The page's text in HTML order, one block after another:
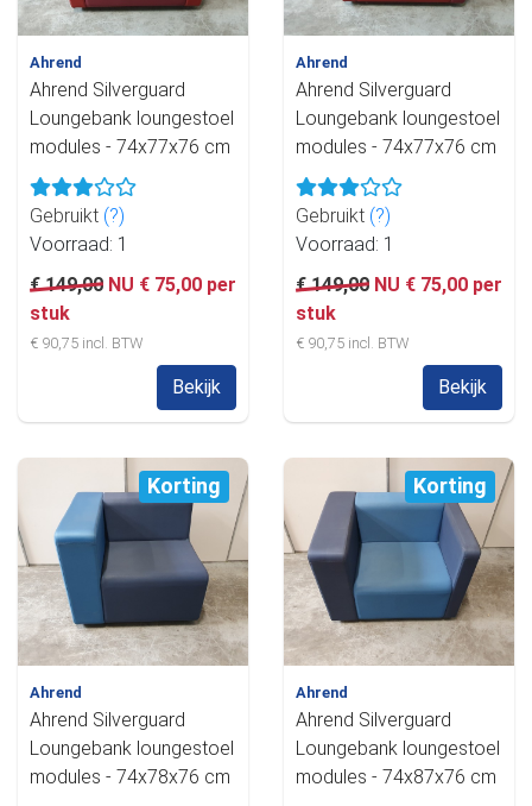
Ahrend
Ahrend Silverguard
Loungebank loungestoel
modules - 74x77x76 cm
Gebruikt (?)
Voorraad: 1
€ 149,00 NU € 75,00 per
stuk
€ 90,75 incl. BTW
Bekijk
Ahrend
Ahrend Silverguard
Loungebank loungestoel
modules - 74x77x76 cm
Gebruikt (?)
Voorraad: 1
€ 149,00 NU € 75,00 per
stuk
€ 90,75 incl. BTW
Bekijk
Korting
Ahrend
Ahrend Silverguard
Loungebank loungestoel
modules - 74x78x76 cm
Korting
Ahrend
Ahrend Silverguard
Loungebank loungestoel
modules - 74x87x76 cm